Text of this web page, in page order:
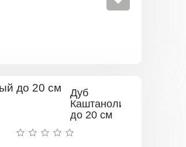
Дуб
Каштанолистный
до 20 см